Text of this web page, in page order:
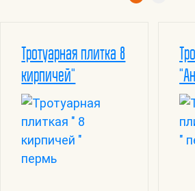
Тротуарная плитка 8
кирпичей"